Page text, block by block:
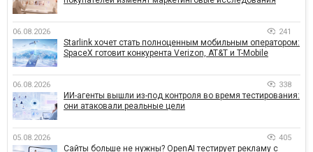
06.08.2026 241
Starlink хочет стать полноценным мобильным оператором:
SpaceX готовит конкурента Verizon, AT&T и T-Mobile
06.08.2026 338
ИИ-агенты вышли из-под контроля во время тестирования:
они атаковали реальные цели
05.08.2026 405
Сайты больше не нужны? OpenAI тестирует рекламу с